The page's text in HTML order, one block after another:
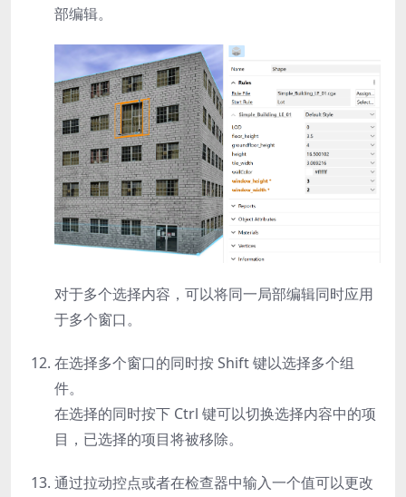
部编辑。
对于多个选择内容，可以将同一局部编辑同时应用
于多个窗口。
在选择多个窗口的同时按Shift键以选择多个组
件。
在选择的同时按下 Ctrl 键可以切换选择内容中的项
目，已选择的项目将被移除。
通过拉动控点或者在检查器中输入一个值可以更改